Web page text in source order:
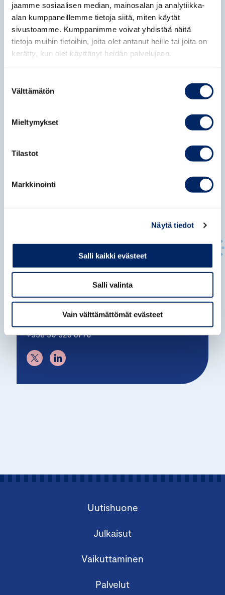
jaamme sosiaalisen median, mainosalan ja analytiikka-
alan kumppaneillemme tietoja siitä, miten käytät
sivustoamme. Kumppanimme voivat yhdistää näitä
tietoja muihin tietoihin, joita olet antanut heille tai joita on
kerätty, kun olet käyttänyt heidän palvelujaan.
valinta
Välttämätön
Mieltymykset
Tilastot
Markkinointi
Näytä tiedot
Salli kaikki evästeet
Salli valinta
Vain välttämättömät evästeet
Huomioithan, että valmennuksemme tarjoavat
sinulle käytännönläheiset työkalut ja asiantuntevan
tuen kehittymiseen. Opittujen asioiden vieminen
käytäntöön ja niiden hyödyntäminen omassa
työssäsi on kuitenkin osallistujan vastuulla.
Mari Hakkarainen
PALVELUJOHTAJA
+358 50 326 6770
Uutishuone
Julkaisut
Vaikuttaminen
Palvelut